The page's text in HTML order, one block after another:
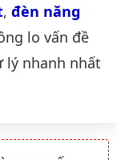
, đèn năng
lo vấn đề
lý nhanh nhất